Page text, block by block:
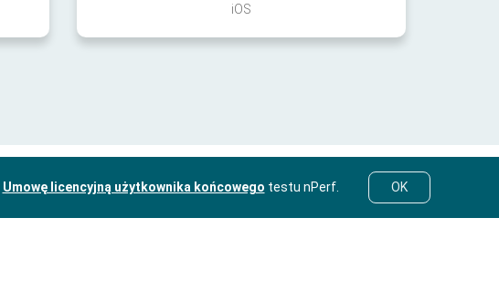
iOS
Umowę licencyjną użytkownika końcowego testu nPerf. OK